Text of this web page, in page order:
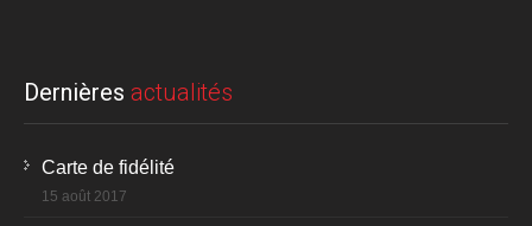
Dernières actualités
Carte de fidélité
15 août 2017